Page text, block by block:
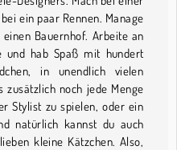
ein paar Rennen. Manage
Bauernhof. Arbeite an
und hab Spaß mit hundert
in unendlich vielen
noch jede Menge
Stylist zu spielen, oder ein
natürlich kannst du auch
kleine Kätzchen. Also,